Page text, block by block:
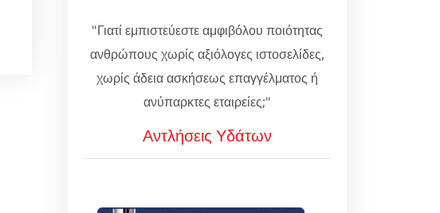
"Γιατί εμπιστεύεστε αμφιβόλου ποιότητας
ανθρώπους χωρίς αξιόλογες ιστοσελίδες,
χωρίς άδεια ασκήσεως επαγγέλματος ή
ανύπαρκτες εταιρείες;"
Αντλήσεις Υδάτων